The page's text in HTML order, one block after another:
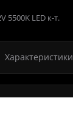
5500K LED к-т.
Характеристики